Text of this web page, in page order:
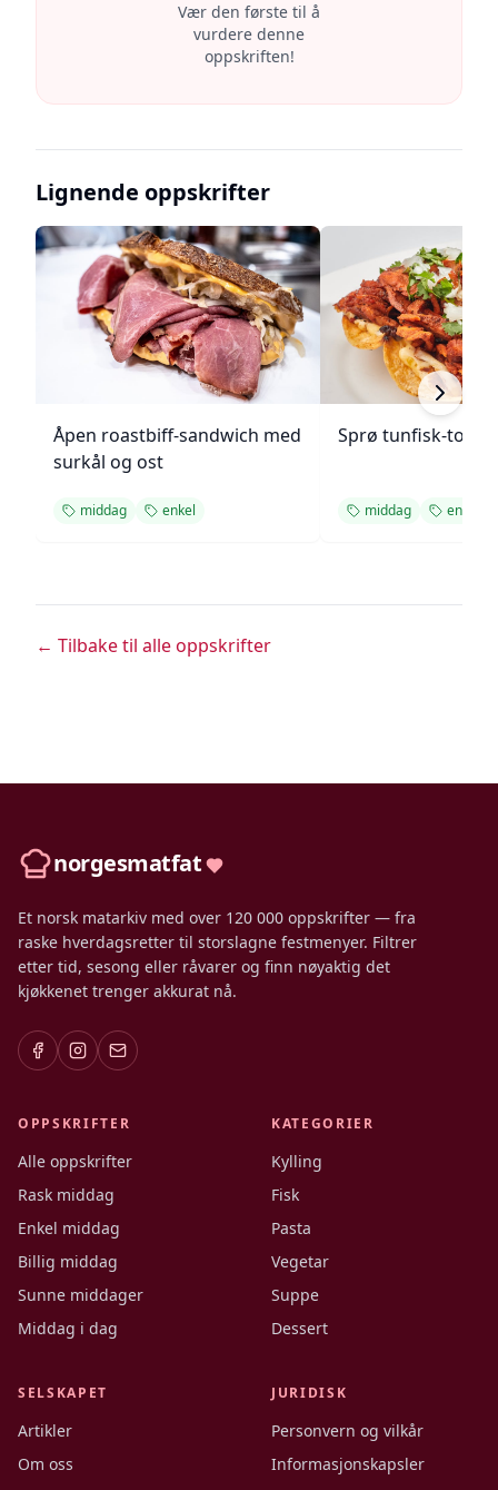
Vær den første til å
vurdere denne
oppskriften!
Lignende oppskrifter
Åpen roastbiff-sandwich med
surkål og ost
middag enkel
Sprø tunfisk-
middag enkel
← Tilbake til alle oppskrifter
norgesmatfat
Et norsk matarkiv med over 120 000 oppskrifter — fra
raske hverdagsretter til storslagne festmenyer. Filtrer
etter tid, sesong eller råvarer og finn nøyaktig det
kjøkkenet trenger akkurat nå.
OPPSKRIFTER
Alle oppskrifter
Rask middag
Enkel middag
Billig middag
Sunne middager
Middag i dag
KATEGORIER
Kylling
Fisk
Pasta
Vegetar
Suppe
Dessert
SELSKAPET
Artikler
Om oss
JURIDISK
Personvern og vilkår
Informasjonskapsler